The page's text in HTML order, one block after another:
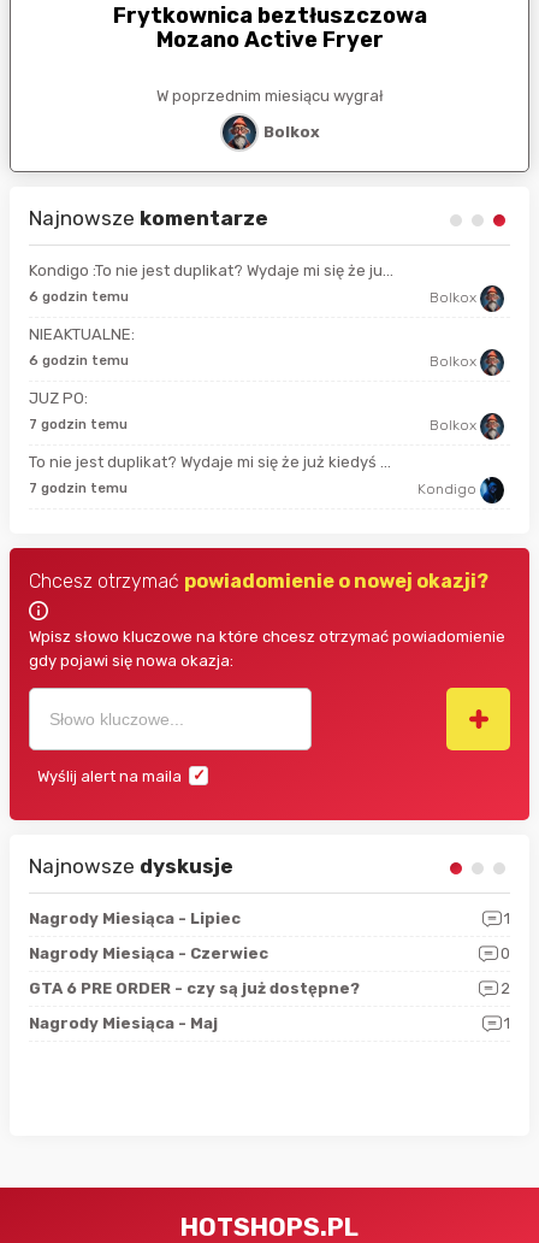
Frytkownica beztłuszczowa
Mozano Active Fryer
W poprzednim miesiącu wygrał
Bolkox
Najnowsze komentarze
Kondigo :To nie jest duplikat? Wydaje mi się że ju...
6 godzin temu Bolkox
NIEAKTUALNE:
6 godzin temu Bolkox
JUZ PO:
7 godzin temu Bolkox
To nie jest duplikat? Wydaje mi się że już kiedyś ...
7 godzin temu Kondigo
Chcesz otrzymać powiadomienie o nowej okazji?
Wpisz słowo kluczowe na które chcesz otrzymać powiadomienie
gdy pojawi się nowa okazja:
Wyślij alert na maila
Najnowsze dyskusje
Nagrody Miesiąca - Lipiec
1
Nagrody Miesiąca - Czerwiec
0
GTA 6 PRE ORDER - czy są już dostępne?
2
Nagrody Miesiąca - Maj
1
HOTSHOPS.PL